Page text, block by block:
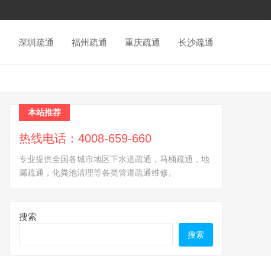
深圳疏通 福州疏通 重庆疏通 长沙疏通
本站推荐
热线电话：4008-659-660
专业提供全国各城市地区下水道疏通，马桶疏通，地
漏疏通，化粪池清理等各类管道疏通维修。
搜索
搜索